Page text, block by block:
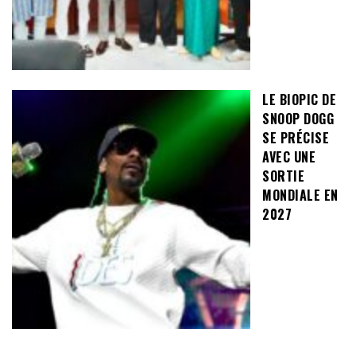
LE BIOPIC DE
SNOOP DOGG
SE PRÉCISE
AVEC UNE
SORTIE
MONDIALE EN
2027